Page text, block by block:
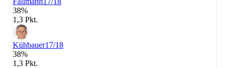
38%
1,3 Pkt.
Kühbauer17/18
38%
1,3 Pkt.